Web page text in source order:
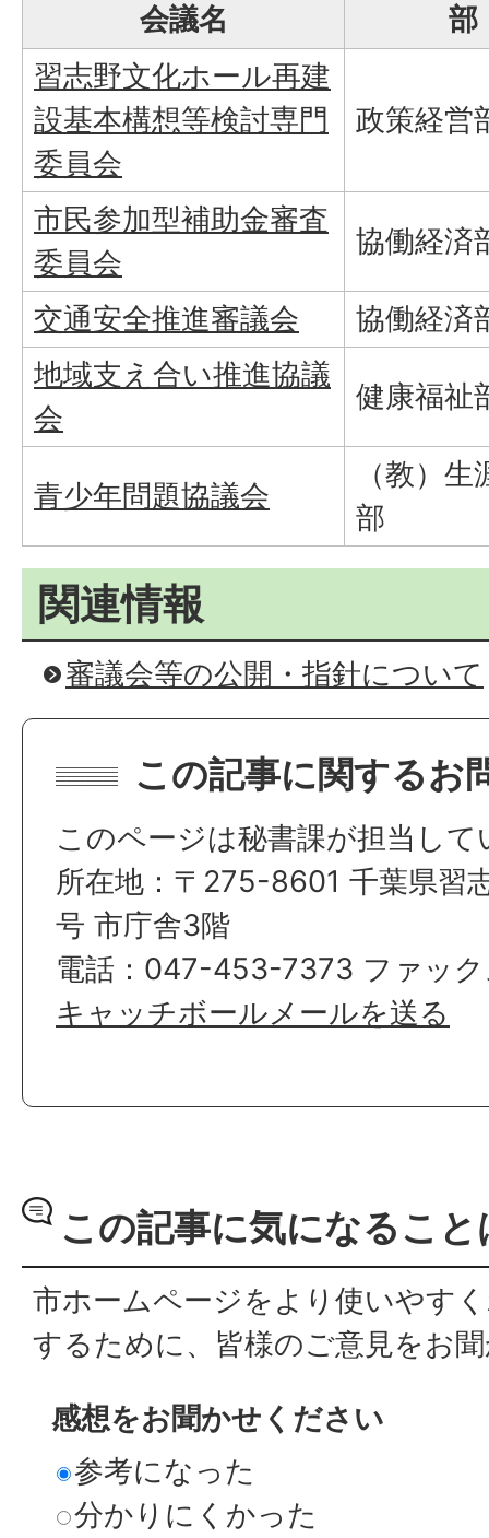
会議名
部
習志野文化ホール再建
設基本構想等検討専門
委員会
政策経営
市民参加型補助金審査
委員会
協働経済
交通安全推進審議会
協働経済
地域支え合い推進協議
会
健康福祉
青少年問題協議会
（教）
部
関連情報
審議会等の公開・指針について
この記事に関するお
このページは秘書課が担当して
所在地：〒275-8601 千葉県習
号 市庁舎3階
電話：047-453-7373 ファッ
キャッチボールメールを送る
この記事に気になるこ
市ホームページをより使いやす
するために、皆様のご意見をお
感想をお聞かせください
参考になった
分かりにくかった